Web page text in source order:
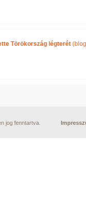
Törökország légterét
jog fenntartva.